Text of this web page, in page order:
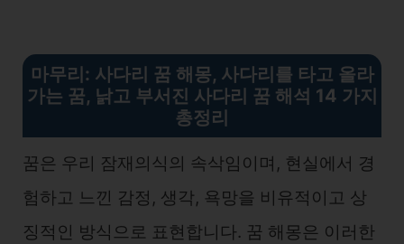
마무리: 사다리 꿈 해몽, 사다리를 타고 올라
가는 꿈, 낡고 부서진 사다리 꿈 해석 14 가지
총정리
꿈은 우리 잠재의식의 속삭임이며, 현실에서 경
험하고 느낀 감정, 생각, 욕망을 비유적이고 상
징적인 방식으로 표현합니다. 꿈 해몽은 이러한